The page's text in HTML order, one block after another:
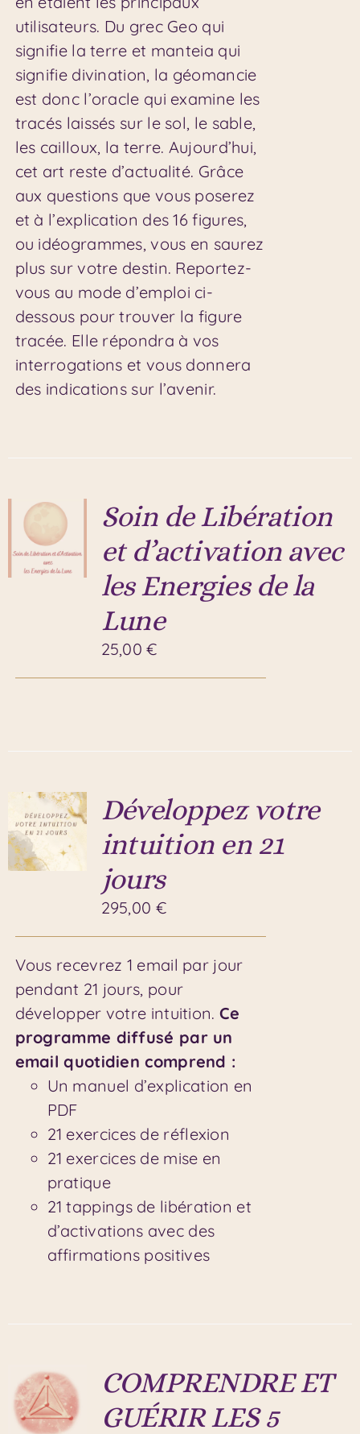
utilisateurs. Du grec Geo qui
signifie la terre et manteia qui
signifie divination, la géomancie
est donc l’oracle qui examine les
tracés laissés sur le sol, le sable,
les cailloux, la terre. Aujourd’hui,
cet art reste d’actualité. Grâce
aux questions que vous poserez
et à l’explication des 16 figures,
ou idéogrammes, vous en saurez
plus sur votre destin. Reportez-
vous au mode d’emploi ci-
dessous pour trouver la figure
tracée. Elle répondra à vos
interrogations et vous donnera
des indications sur l’avenir.
Soin de Libération
et d’activation avec
les Energies de la
Lune
25,00€
Développez votre
intuition en 21
jours
295,00 €
Vous recevrez 1 email par jour
pendant 21 jours, pour
développer votre intuition. Ce
programme diffusé par un
email quotidien comprend :
Un manuel d’explication en
PDF
21 exercices de réflexion
21 exercices de mise en
pratique
21 tappings de libération et
d’activations avec des
affirmations positives
COMPRENDRE ET
GUÉRIR LES 5